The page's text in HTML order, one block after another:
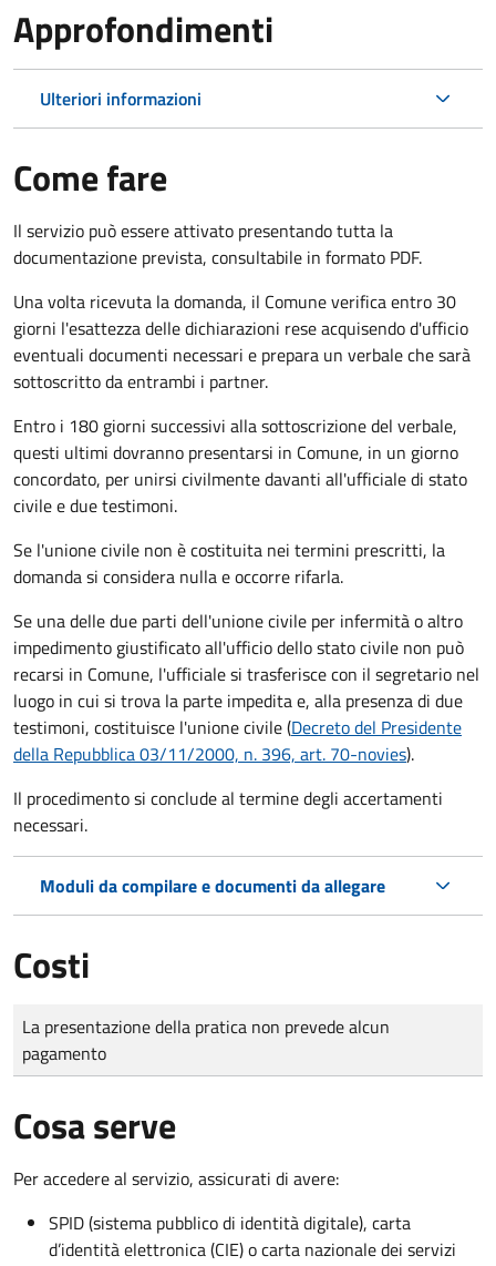
Approfondimenti
Ulteriori informazioni
Come fare
Il servizio può essere attivato presentando tutta la
documentazione prevista, consultabile in formato PDF.
Una volta ricevuta la domanda, il Comune verifica entro 30
giorni l'esattezza delle dichiarazioni rese acquisendo d'ufficio
eventuali documenti necessari e prepara un verbale che sarà
sottoscritto da entrambi i partner.
Entro i 180 giorni successivi alla sottoscrizione del verbale,
questi ultimi dovranno presentarsi in Comune, in un giorno
concordato, per unirsi civilmentedavanti all'ufficiale di stato
civilee due testimoni.
Se l'unione civile non è costituita nei termini prescritti, la
domanda si considera nulla e occorre rifarla.
Se una delle due parti dell'unione civile per infermità o altro
impedimento giustificato all'ufficio dello stato civile non può
recarsi in Comune, l'ufficiale si trasferisce con il segretario nel
luogo in cui si trova la parte impedita e, alla presenza di due
testimoni, costituisce l'unione civile (Decreto del Presidente
della Repubblica 03/11/2000, n. 396, art. 70-novies).
Il procedimento si conclude al termine degli accertamenti
necessari.
Moduli da compilare e documenti da allegare
Costi
Tipo di pagamento
Importo
La presentazione della pratica non prevede alcun
pagamento
Cosa serve
Per accedere al servizio, assicurati di avere:
SPID (sistema pubblico di identità digitale), carta
d’identità elettronica (CIE) o carta nazionale dei servizi